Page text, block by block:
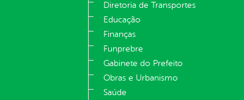
Diretoria de Transportes
Educação
Finanças
Funprebre
Gabinete do Prefeito
Obras e Urbanismo
Saúde